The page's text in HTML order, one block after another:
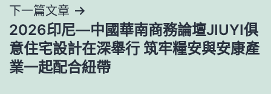
覽
下一篇文章
2026印尼—中國華南商務論壇JIUYI俱
意住宅設計在深舉行 筑牢糧安與安康產
業一起配合紐帶